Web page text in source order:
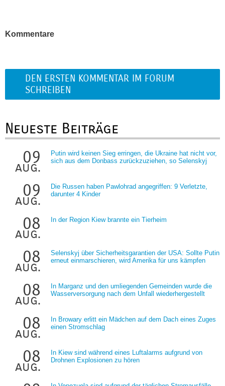
Kommentare
DEN ERSTEN KOMMENTAR IM FORUM
SCHREIBEN
Neueste Beiträge
09
aug.
Putin wird keinen Sieg erringen, die Ukraine hat nicht vor,
sich aus dem Donbass zurückzuziehen, so Selenskyj
09
aug.
Die Russen haben Pawlohrad angegriffen: 9 Verletzte,
darunter 4 Kinder
08
aug.
In der Region Kiew brannte ein Tierheim
08
aug.
Selenskyj über Sicherheitsgarantien der USA: Sollte Putin
erneut einmarschieren, wird Amerika für uns kämpfen
08
aug.
In Marganz und den umliegenden Gemeinden wurde die
Wasserversorgung nach dem Unfall wiederhergestellt
08
aug.
In Browary erlitt ein Mädchen auf dem Dach eines Zuges
einen Stromschlag
08
aug.
In Kiew sind während eines Luftalarms aufgrund von
Drohnen Explosionen zu hören